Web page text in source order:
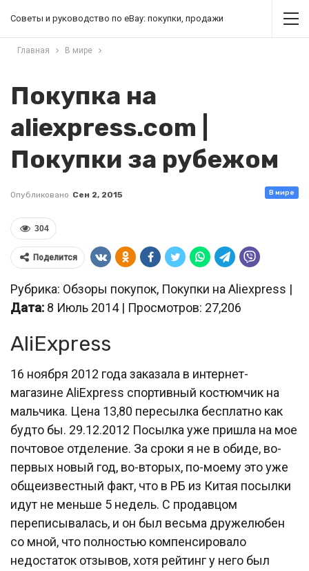
Советы и руководство по eBay: покупки, продажи
Главная В мире
Покупка на
aliexpress.com |
Покупки за рубежом
В мире
Опубликовано Сен 2, 2015
304
Поделится
Рубрика: Обзоры покупок, Покупки на Aliexpress |
Дата: 8 Июль 2014 | Просмотров: 27,206
AliExpress
16 ноября 2012 года заказала в интернет-
магазине AliExpress спортивный костюмчик на
мальчика. Цена 13,80 пересылка бесплатно как
будто бы. 29.12.2012 Посылка уже пришла на мое
почтовое отделение. За сроки я не в обиде, во-
первых новый год, во-вторых, по-моему это уже
общеизвестный факт, что в РБ из Китая посылки
идут не меньше 5 недель. С продавцом
переписывалась, и он был весьма дружелюбен
со мной, что полностью компенсировало
недостаток отзывов, хотя рейтинг у него был